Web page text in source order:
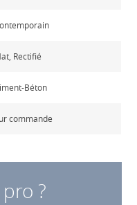
Rectifié
Béton
commande
?